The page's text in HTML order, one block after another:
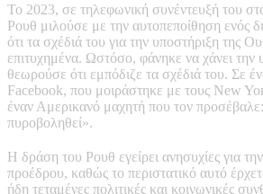
Το 2023, σε τηλεφωνική συνέντευξή του
Ρουθ μιλούσε με την αυτοπεποίθηση ενός
ότι τα σχέδιά του για την υποστήριξη της
επιτυχημένα. Ωστόσο, φάνηκε να χάνει την
θεωρούσε ότι εμπόδιζε τα σχέδιά του. Σε
Facebook, που μοιράστηκε με τους New
έναν Αμερικανό μαχητή που τον
πυροβοληθεί».
Η δράση του Ρουθ εγείρει ανησυχίες για
προέδρου, καθώς το περιστατικό αυτό
ήδη τεταμένες πολιτικές και κοινωνικές